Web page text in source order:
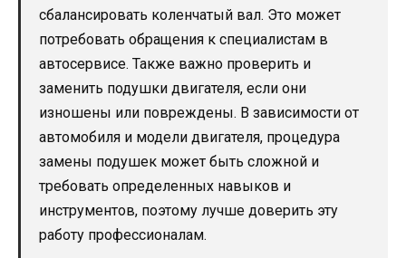
сбалансировать коленчатый вал. Это может
потребовать обращения к специалистам в
автосервисе. Также важно проверить и
заменить подушки двигателя, если они
изношены или повреждены. В зависимости от
автомобиля и модели двигателя, процедура
замены подушек может быть сложной и
требовать определенных навыков и
инструментов, поэтому лучше доверить эту
работу профессионалам.